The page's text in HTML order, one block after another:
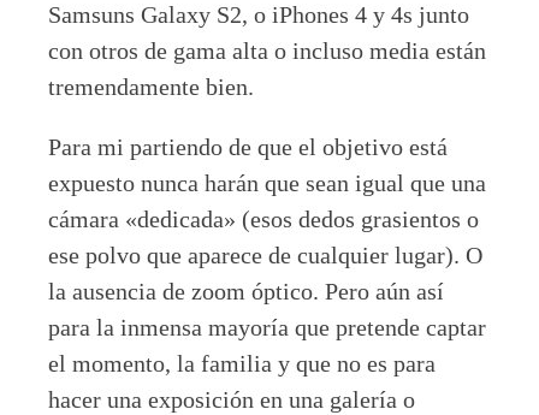
Samsuns Galaxy S2, o iPhones 4 y 4s junto
con otros de gama alta o incluso media están
tremendamente bien.
Para mi partiendo de que el objetivo está
expuesto nunca harán que sean igual que una
cámara «dedicada» (esos dedos grasientos o
ese polvo que aparece de cualquier lugar). O
la ausencia de zoom óptico. Pero aún así
para la inmensa mayoría que pretende captar
el momento, la familia y que no es para
hacer una exposición en una galería o